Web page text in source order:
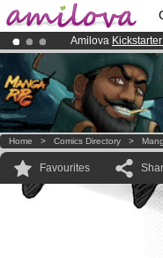
Amilova
Already 100000
Premium
Home > Comics Directory >
Favourites